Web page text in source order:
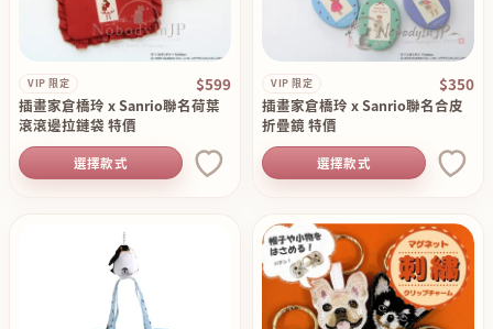
VIP 限定 $599
插畫家倉橋玲 x Sanrio聯名荷葉
滾滾邊拉鏈袋 特價
選擇款式
VIP 限定 $350
插畫家倉橋玲 x Sanrio聯名合皮
折疊鏡 特價
選擇款式